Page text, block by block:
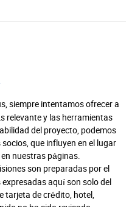
siempre intentamos ofrecer a
relevante y las herramientas
del proyecto, podemos
que influyen en el lugar
nuestras páginas.
son preparadas por el
aquí son solo del
tarjeta de crédito, hotel,